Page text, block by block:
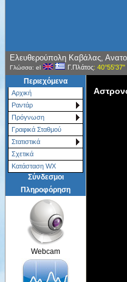
Ελευθερούπολη Καβάλας,
Γλώσσα: el Γ.Πλάτος: 40°55'37"
Περιεχόμενα
Αρχική
Ραντάρ
Πρόγνωση
Γραφικά Σταθμού
Στατιστικά
Σχετικά
Κατάσταση WX
Σύνδεσμοι
Πληροφόρηση
Webcam